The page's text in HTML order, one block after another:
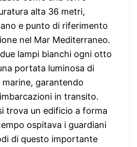
alta 36 metri,
e punto di riferimento
nel Mar Mediterraneo.
lampi bianchi ogni otto
portata luminosa di
marine, garantendo
in transito.
trova un edificio a forma
ospitava i guardiani
di questo importante